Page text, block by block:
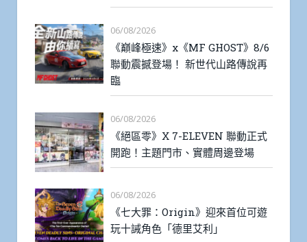
06/08/2026
《巔峰極速》x《MF GHOST》8/6
聯動震撼登場！ 新世代山路傳說再
臨
06/08/2026
《絕區零》X 7-ELEVEN 聯動正式
開跑！主題門市、實體周邊登場
06/08/2026
《七大罪：Origin》迎來首位可遊
玩十誡角色「德里艾利」